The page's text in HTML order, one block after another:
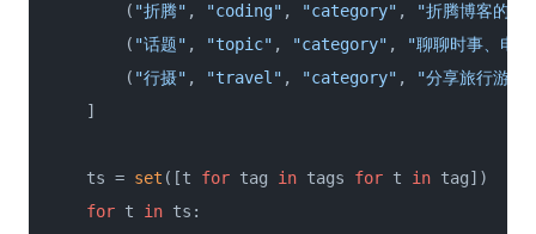
( "折腾" , "coding" , "category" ,
"折腾博客的记
( "话题" , "topic" , "category" ,
"聊聊时事、电
( "行摄" , "travel" , "category" ,
"分享旅行游记
]
ts = set ([t for tag in tags for t in tag])
for t in ts: